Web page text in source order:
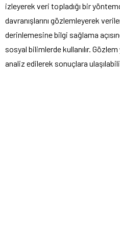
izleyerek veri topladığı bir
davranışlarını gözlemleyerek
derinlemesine bilgi sağlama
sosyal bilimlerde kullanılır.
analiz edilerek sonuçlara